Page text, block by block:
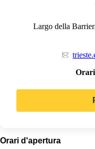
Largo della
Orari d'apertura